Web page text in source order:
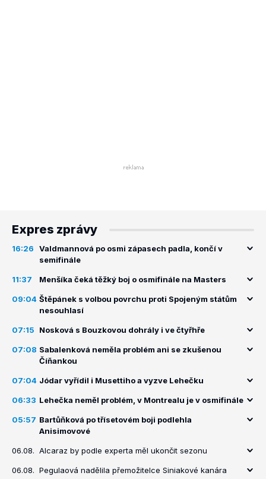
Expres zprávy
16:26
Valdmannová po osmi zápasech padla, končí v
semifinále
11:37 Menšíka čeká těžký boj o osmifinále na Masters
09:04 Štěpánek s volbou povrchu proti Spojeným státům
nesouhlasí
07:15 Nosková s Bouzkovou dohrály i ve čtyřhře
07:08 Sabalenková neměla problém ani se zkušenou
Číňankou
07:04 Jódar vyřídil i Musettiho a vyzve Lehečku
06:33 Lehečka neměl problém, v Montrealu je v osmifinále
05:57 Bartůňková po třísetovém boji podlehla
Anisimovové
06.08. Alcaraz by podle experta měl ukončit sezonu
06.08. Pegulaová nadělila přemožitelce Siniakové kanára